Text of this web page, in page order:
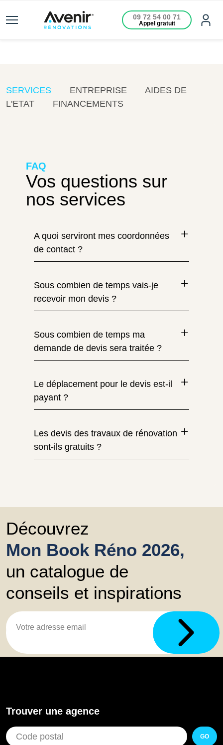
09 72 54 00 71
Appel gratuit
SERVICES ENTREPRISE
AIDES DE
L'ETAT
FINANCEMENTS
FAQ
Vos questions sur
nos services
A quoi serviront mes coordonnées
de contact ?
Sous combien de temps vais-je
recevoir mon devis ?
Sous combien de temps ma
demande de devis sera traitée ?
Le déplacement pour le devis est-il
payant ?
Les devis des travaux de rénovation
sont-ils gratuits ?
Découvrez
Mon Book Réno 2026,
un catalogue de
conseils et inspirations
Trouver une agence
GO